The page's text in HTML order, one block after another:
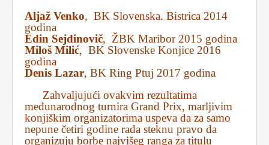
Aljaž Venko, BK Slovenska. Bistrica 2014
godina
Edin Sejdinovič, ŽBK Maribor 2015 godina
Miloš Milić, BK Slovenske Konjice 2016
godina
Denis Lazar, BK Ring Ptuj 2017 godina
Zahvaljujući ovakvim rezultatima
međunarodnog turnira Grand Prix, marljivim
konjiškim organizatorima uspeva da za samo
nepune četiri godine rada steknu pravo da
organizuju borbe najvišeg ranga za titulu